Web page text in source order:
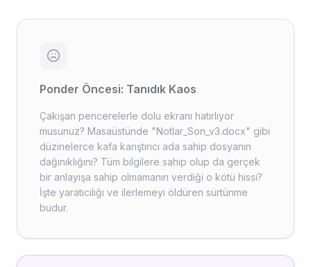
Ponder Öncesi: Tanıdık Kaos
Çakışan pencerelerle dolu ekranı hatırlıyor
musunuz? Masaüstünde "Notlar_Son_v3.docx" gibi
düzinelerce kafa karıştırıcı ada sahip dosyanın
dağınıklığını? Tüm bilgilere sahip olup da gerçek
bir anlayışa sahip olmamanın verdiği o kötü hissi?
İşte yaratıcılığı ve ilerlemeyi öldüren sürtünme
budur.